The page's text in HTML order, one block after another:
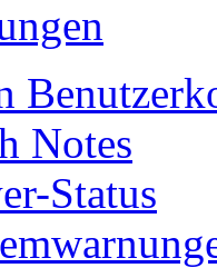
Notes
Status